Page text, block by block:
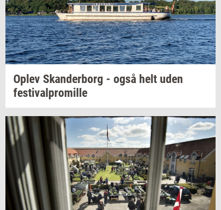
Oplev Skan­der­borg - også helt uden
festi­val­pro­mil­le